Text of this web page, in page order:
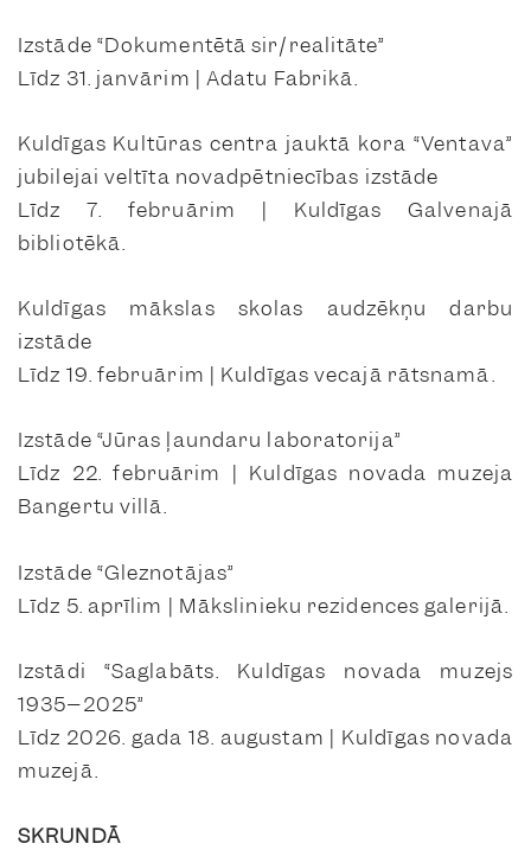
Izstāde “Dokumentētā sir/realitāte”
Līdz 31. janvārim | Adatu Fabrikā.
Kuldīgas Kultūras centra jauktā kora “Ventava”
jubilejai veltīta novadpētniecības izstāde
Līdz 7. februārim | Kuldīgas Galvenajā
bibliotēkā.
Kuldīgas mākslas skolas audzēkņu darbu
izstāde
Līdz 19. februārim | Kuldīgas vecajā rātsnamā.
Izstāde “Jūras ļaundaru laboratorija”
Līdz 22. februārim | Kuldīgas novada muzeja
Bangertu villā.
Izstāde “Gleznotājas”
Līdz 5. aprīlim | Mākslinieku rezidences galerijā.
Izstādi “Saglabāts. Kuldīgas novada muzejs
1935–2025”
Līdz 2026. gada 18. augustam | Kuldīgas novada
muzejā.
SKRUNDĀ